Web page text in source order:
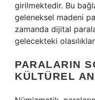
girilmektedir. Bu
geleneksel madeni
zamanda dijital
gelecekteki
PARALARIN
KÜLTÜREL